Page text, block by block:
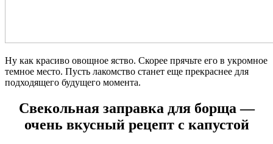
Ну как красиво овощное яство. Скорее прячьте его в укромное
темное место. Пусть лакомство станет еще прекраснее для
подходящего будущего момента.
Свекольная заправка для борща —
очень вкусный рецепт с капустой